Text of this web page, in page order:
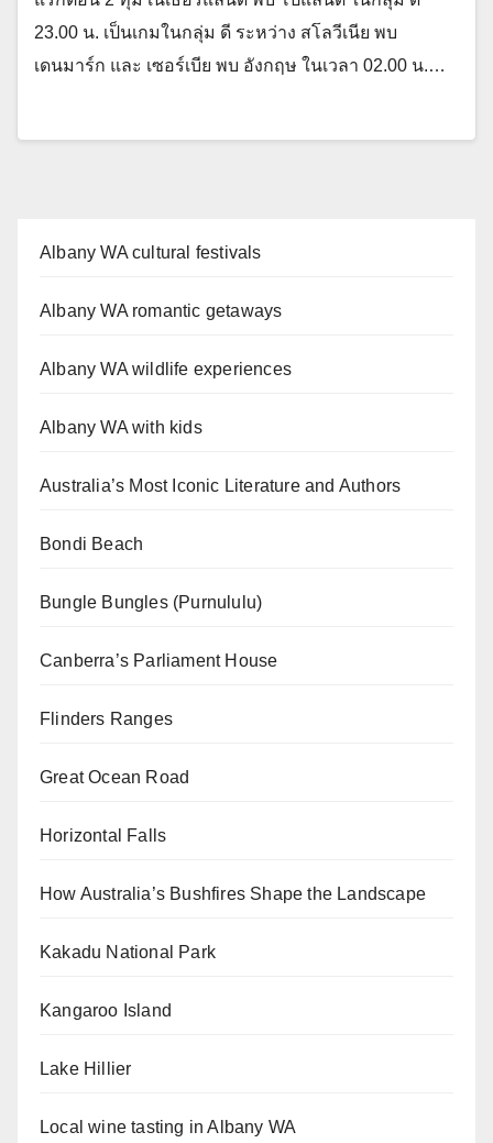
23.00 น. เป็นเกมในกลุ่ม ดี ระหว่าง สโลวีเนีย พบ
เดนมาร์ก และ เซอร์เบีย พบ อังกฤษ ในเวลา 02.00 น.…
Albany WA cultural festivals
Albany WA romantic getaways
Albany WA wildlife experiences
Albany WA with kids
Australia’s Most Iconic Literature and Authors
Bondi Beach
Bungle Bungles (Purnululu)
Canberra’s Parliament House
Flinders Ranges
Great Ocean Road
Horizontal Falls
How Australia’s Bushfires Shape the Landscape
Kakadu National Park
Kangaroo Island
Lake Hillier
Local wine tasting in Albany WA